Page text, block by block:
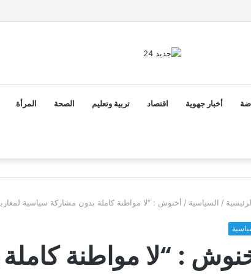
خيار استراتيجي للبلاد
أخبار جهوية اقتصاد تربية وتعليم الصحة المرأة
/ السياسية / أخنوش : “لا مواطنة كاملة بدون مشاركة سياسية
: “لا مواطنة